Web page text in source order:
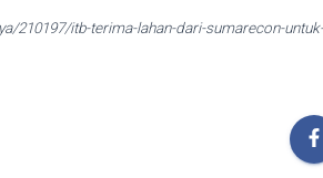
210197/itb-terima-lahan-dari-sumarecon-